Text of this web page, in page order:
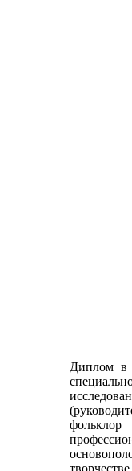
Диплом в